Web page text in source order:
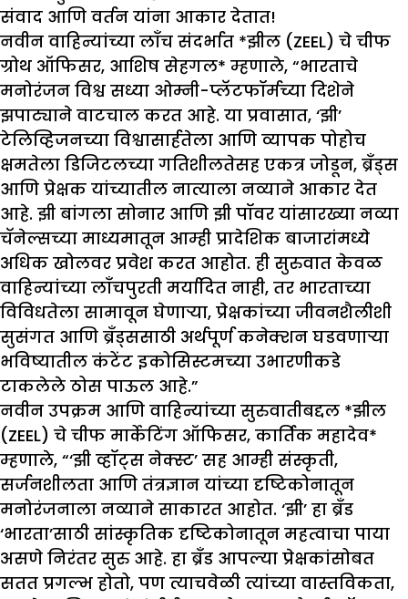
संवाद आणि वर्तन यांना आकार देतात!
नवीन वाहिन्यांच्या लाँच संदर्भात *झील (ZEEL) चे चीफ
ग्रोथ ऑफिसर, आशिष सेहगल* म्हणाले, “भारताचे
मनोरंजन विश्व सध्या ओम्नी-प्लॅटफॉर्मच्या दिशेने
झपाट्याने वाटचाल करत आहे. या प्रवासात, ‘झी’
टेलिव्हिजनच्या विश्वासार्हतेला आणि व्यापक पोहोच
क्षमतेला डिजिटलच्या गतिशीलतेसह एकत्र जोडून, ब्रँड्स
आणि प्रेक्षक यांच्यातील नात्याला नव्याने आकार देत
आहे. झी बांगला सोनार आणि झी पॉवर यांसारख्या नव्या
चॅनेल्सच्या माध्यमातून आम्ही प्रादेशिक बाजारांमध्ये
अधिक खोलवर प्रवेश करत आहोत. ही सुरुवात केवळ
वाहिन्यांच्या लाँचपुरती मर्यादित नाही, तर भारताच्या
विविधतेला सामावून घेणाऱ्या, प्रेक्षकांच्या जीवनशैलीशी
सुसंगत आणि ब्रँड्ससाठी अर्थपूर्ण कनेक्शन घडवणाऱ्या
भविष्यातील कंटेंट इकोसिस्टमच्या उभारणीकडे
टाकलेले ठोस पाऊल आहे.”
नवीन उपक्रम आणि वाहिन्यांच्या सुरुवातीबद्दल *झील
(ZEEL) चे चीफ मार्केटिंग ऑफिसर, कार्तिक महादेव*
म्हणाले, “‘झी व्हॉट्स नेक्स्ट’ सह आम्ही संस्कृती,
सर्जनशीलता आणि तंत्रज्ञान यांच्या दृष्टिकोनातून
मनोरंजनाला नव्याने साकारत आहोत. ‘झी’ हा ब्रँड
‘भारता’साठी सांस्कृतिक दृष्टिकोनातून महत्वाचा पाया
असणे निरंतर सुरु आहे. हा ब्रँड आपल्या प्रेक्षकांसोबत
सतत प्रगल्भ होतो, पण त्याचवेळी त्यांच्या वास्तविकता,